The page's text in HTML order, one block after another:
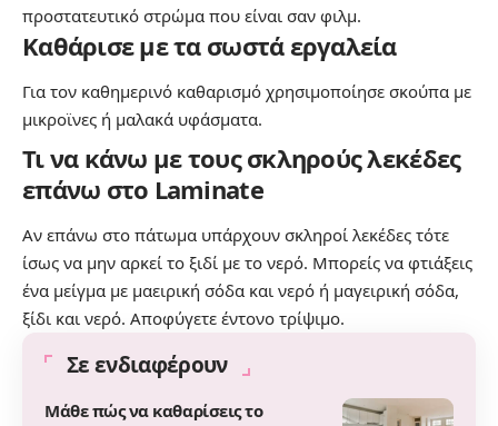
προστατευτικό στρώμα που είναι σαν φιλμ.
Καθάρισε με τα σωστά εργαλεία
Για τον καθημερινό καθαρισμό χρησιμοποίησε σκούπα με
μικροϊνες ή μαλακά υφάσματα.
Τι να κάνω με τους σκληρούς λεκέδες
επάνω στο Laminate
Αν επάνω στο πάτωμα υπάρχουν σκληροί λεκέδες τότε
ίσως να μην αρκεί το ξιδί με το νερό. Μπορείς να φτιάξεις
ένα μείγμα με μαειρική σόδα και νερό ή μαγειρική σόδα,
ξίδι και νερό. Αποφύγετε έντονο τρίψιμο.
Σε ενδιαφέρουν
Μάθε πώς να καθαρίσεις το